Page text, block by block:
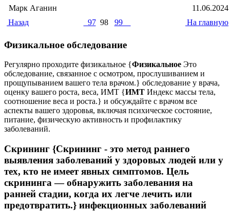
Марк Аганин
11.06.2024
Назад
9798 99 На главную
Физикальное обследование
Регулярно проходите физикальное {Физикальное Это
обследование, связанное с осмотром, прослушиванием и
прощупыванием вашего тела врачом.} обследование у врача,
оценку вашего роста, веса, ИМТ {ИМТ Индекс массы тела,
соотношение веса и роста.} и обсуждайте с врачом все
аспекты вашего здоровья, включая психическое состояние,
питание, физическую активность и профилактику
заболеваний.
Скрининг {Скрининг - это метод раннего
выявления заболеваний у здоровых людей или у
тех, кто не имеет явных симптомов. Цель
скрининга — обнаружить заболевания на
ранней стадии, когда их легче лечить или
предотвратить.} инфекционных заболеваний